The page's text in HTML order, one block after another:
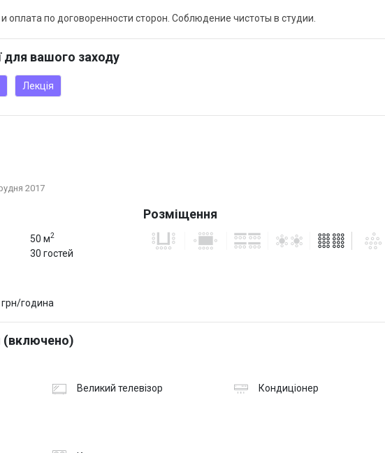
оплата по договоренности сторон. Соблюдение чистоты в студии.
для вашого заходу
Лекція
2017
50 м2
30 гостей
Розміщення
година
(включено)
Великий телевізор
Кондиціонер